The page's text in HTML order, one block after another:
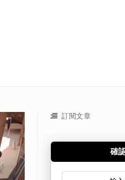
訂閱文章
訂
確